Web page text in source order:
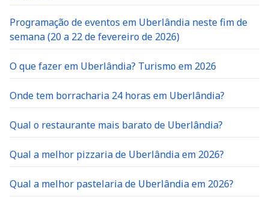
Programação de eventos em Uberlândia neste fim de
semana (20 a 22 de fevereiro de 2026)
O que fazer em Uberlândia? Turismo em 2026
Onde tem borracharia 24 horas em Uberlândia?
Qual o restaurante mais barato de Uberlândia?
Qual a melhor pizzaria de Uberlândia em 2026?
Qual a melhor pastelaria de Uberlândia em 2026?